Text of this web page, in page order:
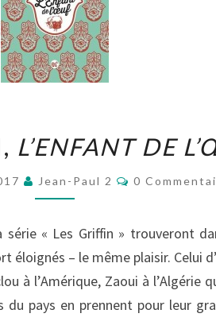
ZAOUI,
L’ENFANT
DE
L’ENFANT DE
Jean-Paul 2 0
« Les Griffin » trouveront
– le même plaisir. Celui
à l’Amérique, Zaoui à l’Algérie
pays en prennent pour leur